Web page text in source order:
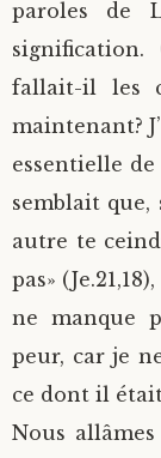
paroles de
fallait-il les
maintenant?
essentielle
semblait que,
autre te
pas»
ne manque
peur, car je
ce dont il
Nous